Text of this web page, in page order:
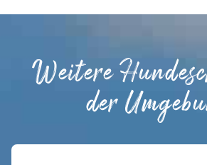
Weitere
der